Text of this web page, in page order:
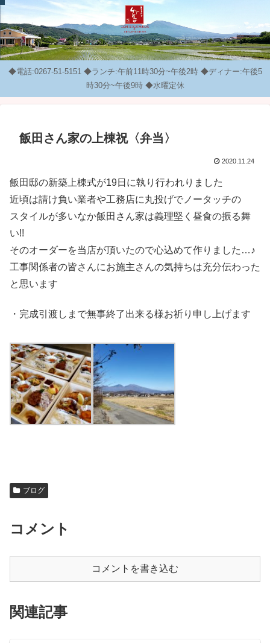
◆電話:0267-51-5151 ◆ランチ:午前11時30分~午後2時 ◆ディナー:午後5
時30分~午後9時 ◆水曜定休
飯田さん家の上棟祝〈弁当〉
2020.11.24
飯田邸の新築上棟式が19日に執り行われりました
近頃は請け負い業者や工務店に丸投げでノータッチの
スタイルが多いなか飯田さん家は義理堅く昼食の振る舞
い!!
そのオーダーを当店が頂いたので心込めて作りました…♪
工事関係者の皆さんにお施主さんの気持ちは充分伝わった
と思います
・完成引渡しまで無事終了出来る様お祈り申し上げます
ブログ
コメント
コメントを書き込む
関連記事